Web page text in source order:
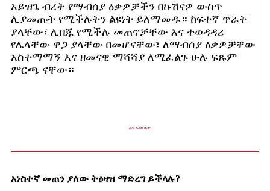
አይዝጌ ብረት የማብሰያ ዕቃዎቻችን በኩሽናዎ ውስጥ
ሊያመጡት የሚችሉትን ልዩነት ይለማመዱ። ከፍተኛ ጥራት
ያላቸው፣ ሊበጁ የሚችሉ መጠኖቻቸው እና ተወዳዳሪ
የሌላቸው ዋጋ ያላቸው በመሆናቸው፣ ለማብሰያ ዕቃዎቻቸው
አስተማማኝ እና ዘመናዊ ማሻሻያ ለሚፈልጉ ሁሉ ፍጹም
ምርጫ ናቸው።
ኤፍ ኤንድ ኪው
አነስተኛ መጠን ያለው ትዕዛዝ ማድረግ ይችላሉ?